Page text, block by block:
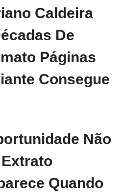
Caldeira
De
Páginas
Consegue
Não
Quando